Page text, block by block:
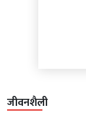
जीवनशैली